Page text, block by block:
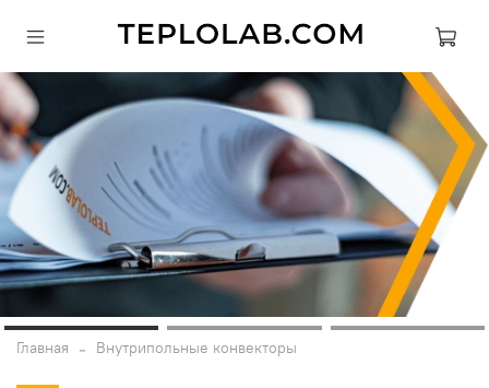
Главная Внутрипольные конвекторы